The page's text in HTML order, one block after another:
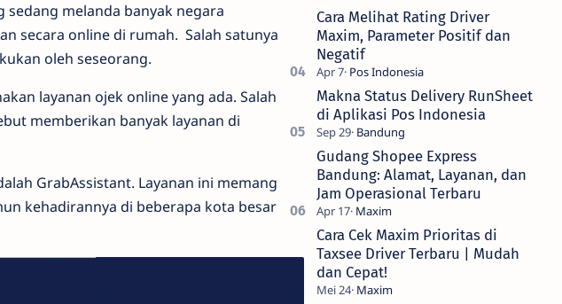
sedang melanda banyak negara
secara online di rumah. Salah satunya
oleh seseorang.
layanan ojek online yang ada. Salah
memberikan banyak layanan di
GrabAssistant. Layanan ini memang
kehadirannya di beberapa kota besar
Cara Melihat Rating Driver
Maxim, Parameter Positif dan
Negatif
Makna Status Delivery RunSheet
di Aplikasi Pos Indonesia
Gudang Shopee Express
Bandung: Alamat, Layanan, dan
Jam Operasional Terbaru
Cara Cek Maxim Prioritas di
Taxsee Driver Terbaru | Mudah
dan Cepat!